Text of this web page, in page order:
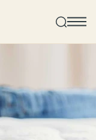
oder online!